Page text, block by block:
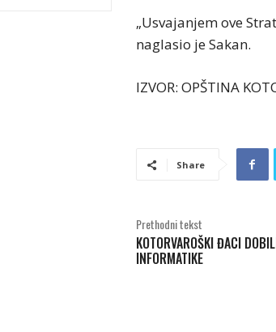
„Usvajanjem ove
naglasio je Sakan.
IZVOR: OPŠTINA
Share
Prethodni tekst
KOTORVAROŠKI ĐACI
INFORMATIKE